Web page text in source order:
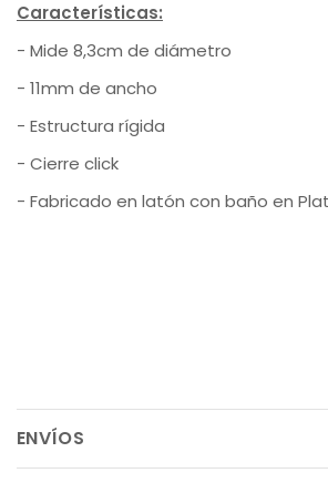
Características:
- Mide 8,3cm de diámetro
- 11mm de ancho
- Estructura rígida
- Cierre click
- Fabricado en latón con baño en
ENVÍOS